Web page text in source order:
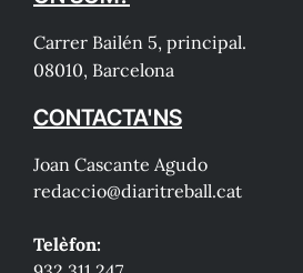
Carrer Bailén 5, principal.
08010, Barcelona
CONTACTA'NS
Joan Cascante Agudo
redaccio@diaritreball.cat
Telèfon: